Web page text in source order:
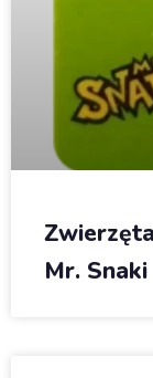
Mr. Snaki